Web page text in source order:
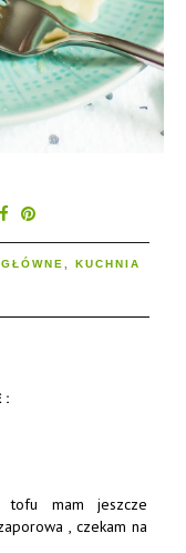
, KUCHNIA
tofu mam jeszcze
, czekam na